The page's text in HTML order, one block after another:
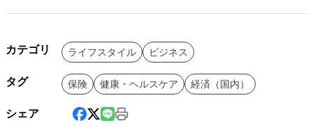
カテゴリ ライフスタイル ビジネス
タグ 保険 健康・ヘルスケア 経済（国内）
シェア